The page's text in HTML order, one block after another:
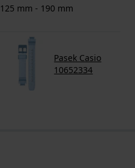
125 mm - 190 mm
Pasek Casio
10652334